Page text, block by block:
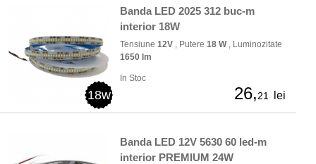
18w
Banda LED 2025 312 buc-m
interior 18W
Tensiune 12V , Putere 18 W, Luminozitate
1650 lm
In Stoc
26,21 lei
Banda LED 12V 5630 60 led-m
interior PREMIUM 24W